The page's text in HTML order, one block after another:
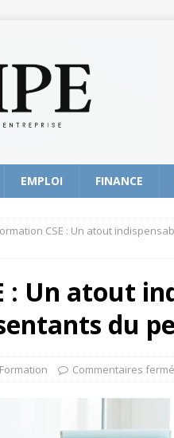
EMPLOI FINANCE
CSE : Un atout
: Un atout
du
Formation Commentaires